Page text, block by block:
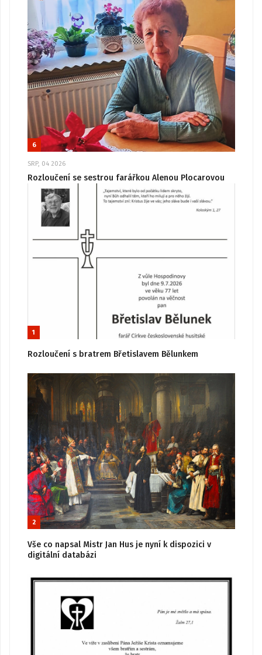
6
SRP, 04 2026
Rozloučení se sestrou farářkou Alenou Plocarovou
1
Rozloučení s bratrem Břetislavem Bělunkem
2
Vše co napsal Mistr Jan Hus je nyní k dispozici v
digitální databázi